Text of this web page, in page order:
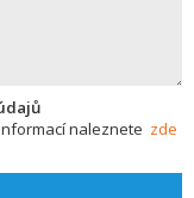
naleznete zde